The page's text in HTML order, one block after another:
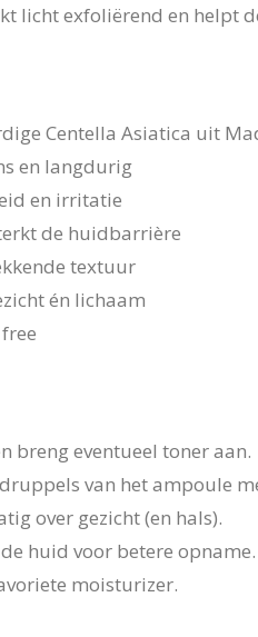
licht exfoliërend en helpt
Centella Asiatica uit
en langdurig
en irritatie
de huidbarrière
textuur
én lichaam
breng eventueel toner aan.
van het ampoule
over gezicht (en hals).
huid voor betere opname.
moisturizer.